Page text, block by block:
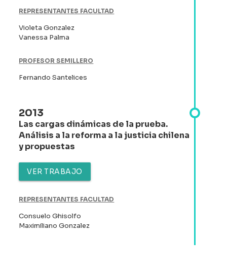
REPRESENTANTES FACULTAD
Violeta Gonzalez
Vanessa Palma
PROFESOR SEMILLERO
Fernando Santelices
2013
Las cargas dinámicas de la prueba.
Análisis a la reforma a la justicia chilena
y propuestas
VER TRABAJO
REPRESENTANTES FACULTAD
Consuelo Ghisolfo
Maximiliano Gonzalez